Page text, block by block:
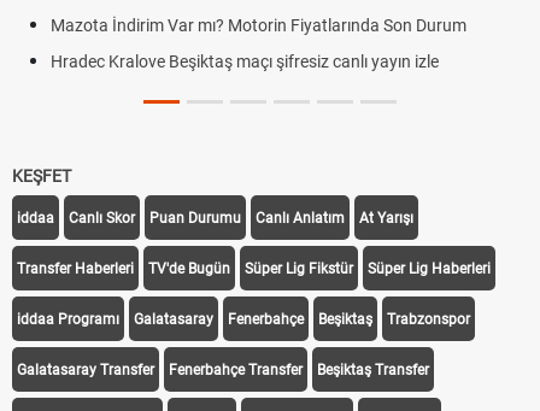
Mazota İndirim Var mı? Motorin Fiyatlarında Son Durum
Hradec Kralove Beşiktaş maçı şifresiz canlı yayın izle
KEŞFET
iddaa Canlı Skor Puan Durumu Canlı Anlatım At Yarışı
Transfer Haberleri TV'de Bugün Süper Lig Fikstür Süper Lig Haberleri
iddaa Programı Galatasaray Fenerbahçe Beşiktaş Trabzonspor
Galatasaray Transfer Fenerbahçe Transfer Beşiktaş Transfer